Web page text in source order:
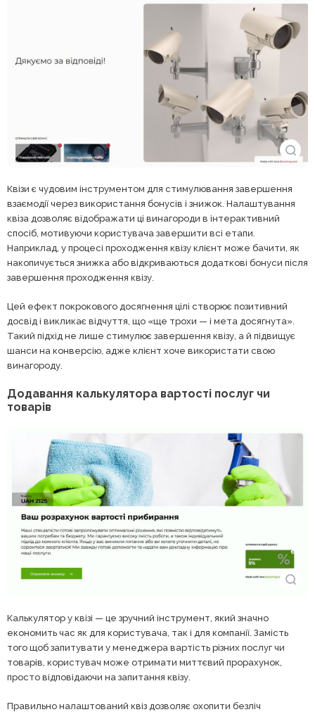
Квізи є чудовим інструментом для стимулювання завершення
взаємодії через використання бонусів і знижок. Налаштування
квіза дозволяє відображати ці винагороди в інтерактивний
спосіб, мотивуючи користувача завершити всі етапи.
Наприклад, у процесі проходження квізу клієнт може бачити, як
накопичується знижка або відкриваються додаткові бонуси після
завершення проходження квізу.
Цей ефект покрокового досягнення цілі створює позитивний
досвід і викликає відчуття, що «ще трохи — і мета досягнута».
Такий підхід не лише стимулює завершення квізу, а й підвищує
шанси на конверсію, адже клієнт хоче використати свою
винагороду.
Додавання калькулятора вартості послуг чи
товарів
Калькулятор у квізі — це зручний інструмент, який значно
економить час як для користувача, так і для компанії. Замість
того щоб запитувати у менеджера вартість різних послуг чи
товарів, користувач може отримати миттєвий прорахунок,
просто відповідаючи на запитання квізу.
Правильно налаштований квіз дозволяє охопити безліч